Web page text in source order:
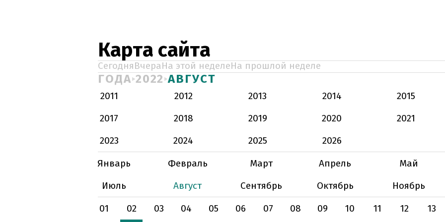
Карта сайта
СегодняВчераНа этой неделеНа прошлой неделе
ГОДА 2022 АВГУСТ
2011 2012 2013 2014
2015
2017
2018 2019 2020
2021
2023
2024 2025
2026
Январь
Февраль Март Апрель
Май
Июль
Август Сентябрь Октябрь
Ноябрь
01
02 03 04 05 06 07 08 09 10 11 12
13